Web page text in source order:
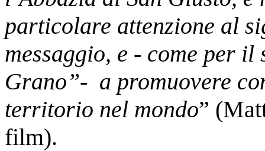
particolare attenzione al
messaggio, e - come per
Grano”- a promuovere
territorio nel mondo”
film).